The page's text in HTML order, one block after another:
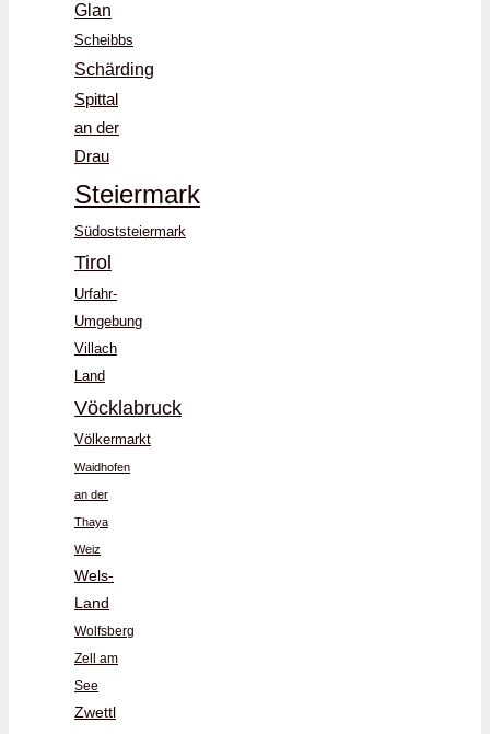
Glan
Scheibbs
Schärding
Spittal
an der
Drau
Steiermark
Südoststeiermark
Tirol
Urfahr-
Umgebung
Villach
Land
Vöcklabruck
Völkermarkt
Waidhofen
an der
Thaya
Weiz
Wels-
Land
Wolfsberg
Zell am
See
Zwettl